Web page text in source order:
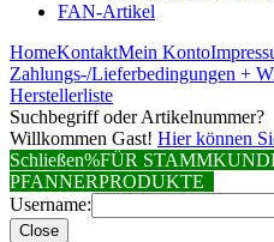
FAN-Artikel
HomeKontaktMein Konto
Zahlungs-/Lieferbedingungen +
Herstellerliste
Suchbegriff oder Artikelnummer?
Willkommen Gast! Hier können
Schließen%FÜR
PFANNERPRODUKTE
Username:
Close